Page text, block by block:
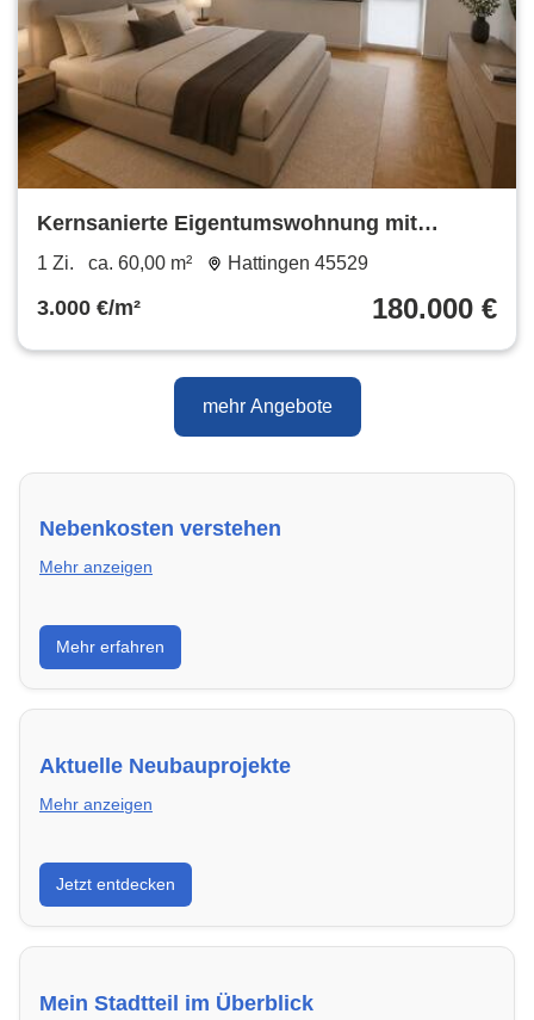
Kernsanierte Eigentumswohnung mit
großzügiger Wohnküche
1 Zi. ca. 60,00 m² Hattingen 45529
3.000 €/m² 180.000 €
mehr Angebote
Nebenkosten verstehen
Mehr anzeigen
Erfahre, welche Nebenkosten rechtmäßig sind und
wie du deine monatliche Belastung optimieren
kannst.
Mehr erfahren
Aktuelle Neubauprojekte
Mehr anzeigen
Entdecke Neubauprojekte in Sprockhövel – modern,
energieeffizient und sofort bezugsfertig.
Jetzt entdecken
Mein Stadtteil im Überblick